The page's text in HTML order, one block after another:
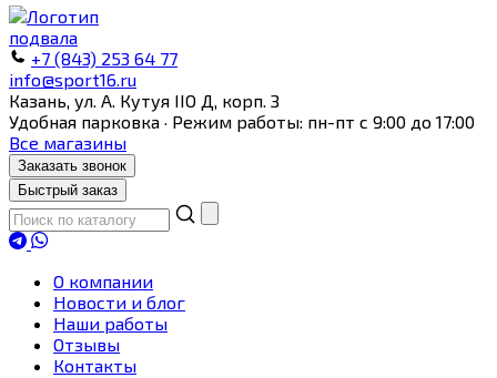
+7 (843) 253 64 77
info@sport16.ru
Казань, ул. А. Кутуя IIO Д, корп. З
Удобная парковка · Режим работы: пн-пт с 9:00 до 17:00
Все магазины
Заказать звонок
Быстрый заказ
О компании
Новости и блог
Наши работы
Отзывы
Контакты